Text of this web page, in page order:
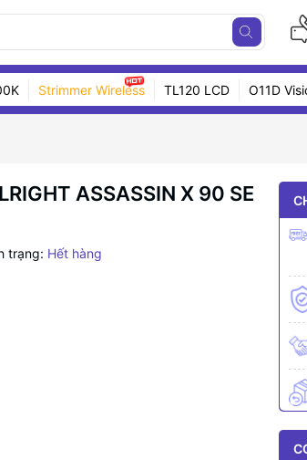
Strimmer Wireless TL120 LCD O11D
ASSASSIN X 90 SE
trạng: Hết hàng